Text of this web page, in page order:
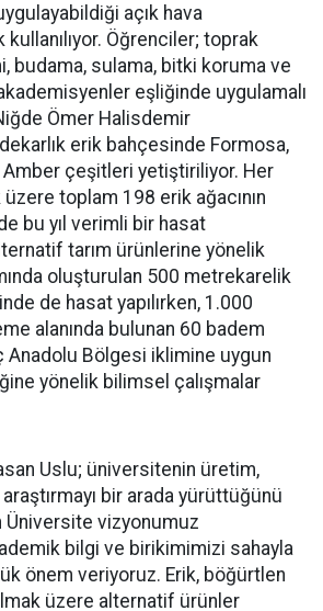
açık hava
kullanılıyor. Öğrenciler; toprak
budama, sulama, bitki koruma ve
eşliğinde uygulamalı
Ömer Halisdemir
erik bahçesinde Formosa,
çeşitleri yetiştiriliyor. Her
toplam 198 erik ağacının
bu yıl verimli bir hasat
tarım ürünlerine yönelik
oluşturulan 500 metrekarelik
de hasat yapılırken, 1.000
alanında bulunan 60 badem
Anadolu Bölgesi iklimine uygun
yönelik bilimsel çalışmalar
Uslu; üniversitenin üretim,
bir arada yürüttüğünü
Üniversite vizyonumuz
bilgi ve birikimimizi sahayla
önem veriyoruz. Erik, böğürtlen
üzere alternatif ürünler